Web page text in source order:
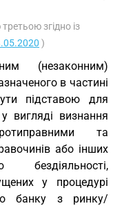
згідно із
)
(незаконним)
в частині
підставою для
вигляді визнання
та
або інших
бездіяльності,
у процедурі
банку з ринку/